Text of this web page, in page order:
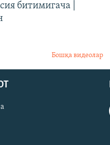
битимигача |
Бошқа видеолар